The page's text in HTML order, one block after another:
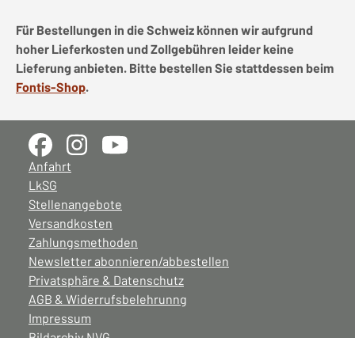
Für Bestellungen in die Schweiz können wir aufgrund
hoher Lieferkosten und Zollgebühren leider keine
Lieferung anbieten. Bitte bestellen Sie stattdessen beim
Fontis-Shop.
Anfahrt
LkSG
Stellenangebote
Versandkosten
Zahlungsmethoden
Newsletter abonnieren/abbestellen
Privatsphäre & Datenschutz
AGB & Widerrufsbelehrunng
Impressum